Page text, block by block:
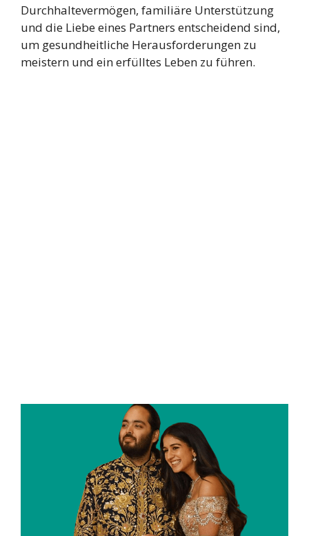
Durchhaltevermögen, familiäre Unterstützung
und die Liebe eines Partners entscheidend sind,
um gesundheitliche Herausforderungen zu
meistern und ein erfülltes Leben zu führen.